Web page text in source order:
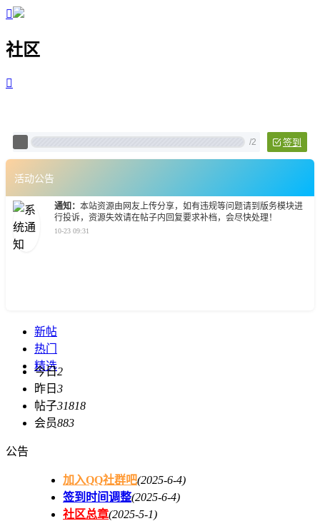

社区

Pixtech 社区 - 云计算、Linux
/2 签到
活动公告
通知： 本站资源由网友上传分享，如有违规等问题请到版务模块进
行投诉，资源失效请在帖子内回复要求补档，会尽快处理！
10-23 09:31
新帖
热门
精选
今日2
昨日 3
帖子31818
会员883
公告
加入QQ社群吧(2025-6-4)
签到时间调整(2025-6-4)
社区总章(2025-5-1)